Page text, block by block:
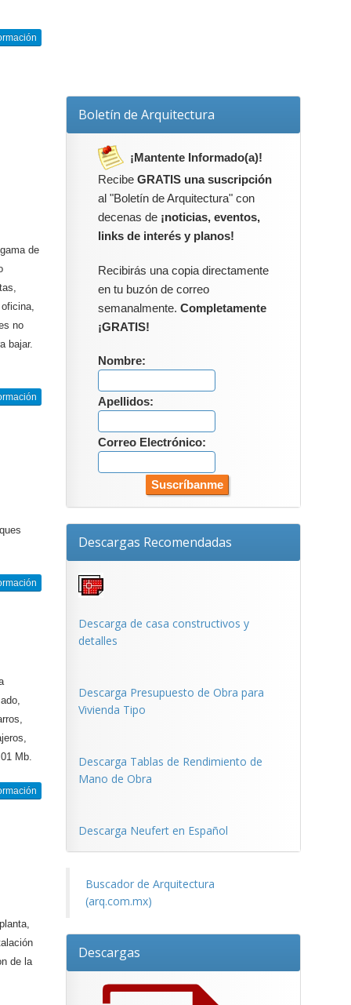
de
no
bajar.
Mb.
de la
Boletín de Arquitectura
¡Mantente Informado(a)!
Recibe GRATIS una suscripción
al "Boletín de Arquitectura" con
decenas de ¡noticias, eventos,
links de interés y planos!
Recibirás una copia directamente
en tu buzón de correo
semanalmente. Completamente
¡GRATIS!
Nombre:
Apellidos:
Correo Electrónico:
Descargas Recomendadas
Descarga de casa constructivos y
detalles
Descarga Presupuesto de Obra para
Vivienda Tipo
Descarga Tablas de Rendimiento de
Mano de Obra
Descarga Neufert en Español
Buscador de Arquitectura
(arq.com.mx)
Descargas